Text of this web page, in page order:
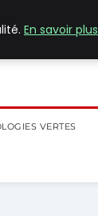
VERTES
En savoir plus